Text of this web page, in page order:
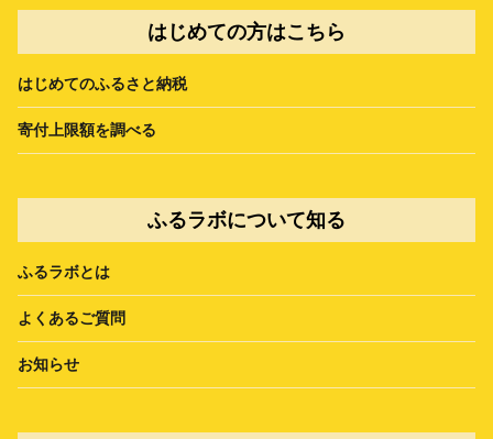
はじめての方はこちら
はじめてのふるさと納税
寄付上限額を調べる
ふるラボについて知る
ふるラボとは
よくあるご質問
お知らせ